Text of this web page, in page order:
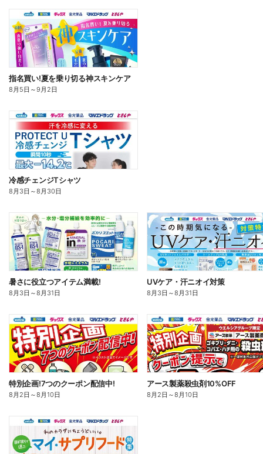
指名買い!夏を乗り切る神スキンケア
8月5日 ～9月2日
冷感チェンジTシャツ
8月3日 ～8月30日
暑さに役立つアイテム満載!
8月3日 ～8月31日
UVケア・汗ニオイ対策
8月3日 ～8月31日
特別企画!7つのクーポン配信中!
8月2日 ～8月10日
アース製薬殺虫剤10%OFF
8月2日 ～8月10日